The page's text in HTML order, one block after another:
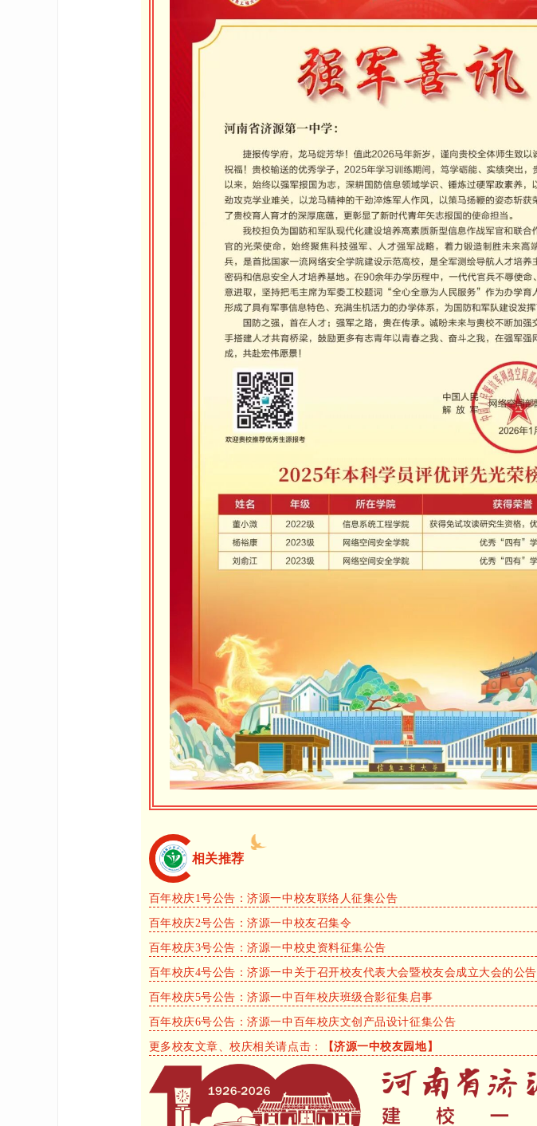
相关推荐
百年校庆1号公告：济源一中校友联络人征集公告
百年校庆2号公告：济源一中校友召集令
百年校庆3号公告：济源一中校史资料征集公告
百年校庆4号公告：济源一中关于召开校友代表大会暨校友会成立大会的公告
百年校庆5号公告：济源一中百年校庆班级合影征集启事
百年校庆6号公告：济源一中百年校庆文创产品设计征集公告
更多校友文章、校庆相关请点击： 【济源一中校友园地】